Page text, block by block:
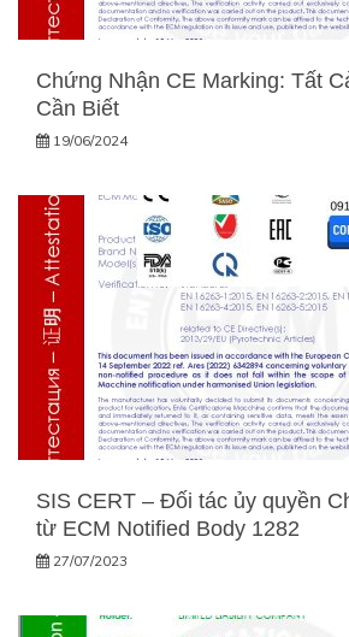
Chứng Nhận CE Marking: Tất
Cần Biết
19/06/2024
SIS CERT – Đối tác ủy quyền
từ ECM Notified Body 1282
27/07/2023